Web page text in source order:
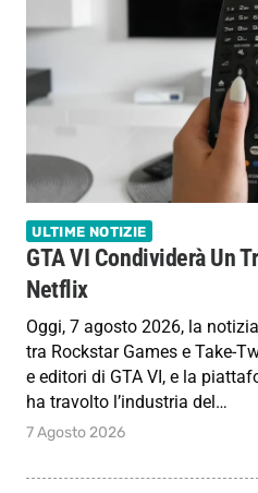
ULTIME NOTIZIE
GTA VI Condividerà Un
Netflix
Oggi, 7 agosto 2026, la
tra Rockstar Games e Take-
e editori di GTA VI, e la
ha travolto l’industria del…
7 Agosto 2026